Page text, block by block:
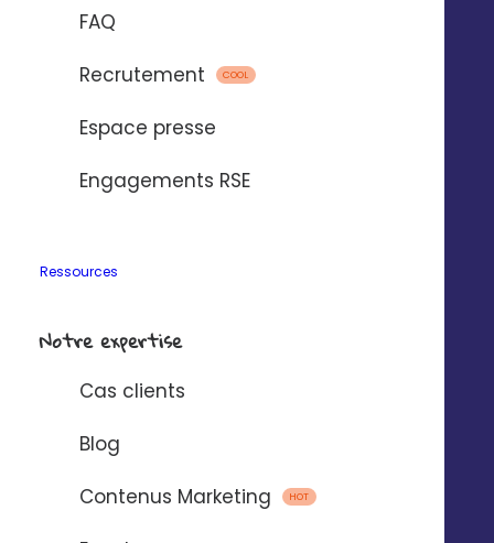
FAQ
Recrutement
COOL
Espace presse
Engagements RSE
Ressources
Notre expertise
Cas clients
Blog
Contenus Marketing
HOT